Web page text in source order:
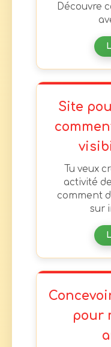
Découvre
Site
Tu veux
activité
comment
sur
pour